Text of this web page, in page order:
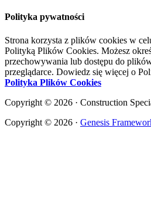
Polityka pywatności
Strona korzysta z plików cookies w
Polityką Plików Cookies. Możesz
przechowywania lub dostępu do
przeglądarce. Dowiedz się więcej o
Polityka Plików Cookies
Copyright © 2026 · Construction
Copyright © 2026 · Genesis